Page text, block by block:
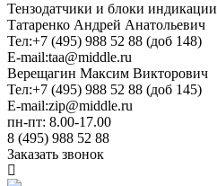
Тензодатчики и блоки индикации
Татаренко Андрей Анатольевич
Тел:+7 (495) 988 52 88 (доб 148)
E-mail:taa@middle.ru
Верещагин Максим Викторович
Тел:+7 (495) 988 52 88 (доб 145)
E-mail:zip@middle.ru
пн-пт: 8.00-17.00
8 (495) 988 52 88
Заказать звонок